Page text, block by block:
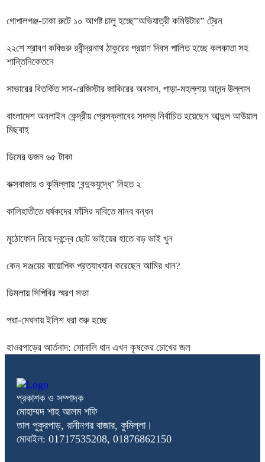
গোপালগঞ্জ-ঢাকা রুটে ১০ আগষ্ট চালু হচ্ছে”অভিযাত্রী কমিউটার” ট্রেন
২২শে শ্রাবণ কবিগুরু রবীন্দ্রনাথ ঠাকুরের প্রয়াণ দিবস পালিত হচ্ছে কলকাতা সহ
শান্তিনিকেতনে
সাভারের বিতর্কিত সাব-রেজিস্টার জাকিরের অবসান, পাড়া-মহল্লায় আনন্দ উল্লাস
বাংলাদেশ অনলাইন কেন্দ্রীয় প্রেসক্লাবের সদস্য নির্বাচিত হয়েছেন আব্দুল আউয়াল
মিছবাহ
ডিমের ডজন ৬৫ টাকা
কক্সবাজার ও কুমিল্লায় ‘বন্দুকযুদ্ধে’ নিহত ২
কালিহাতীতে ধর্ষকদের ফাঁসির দাবিতে মানব বন্ধন
মুঠোফোন নিয়ে দ্বন্দ্বে ছোট ভাইয়ের হাতে বড় ভাই খুন
কেন সঞ্জয়ের বায়োপিক প্রত্যাখ্যান করেছেন আমির খান?
ডিমলায় সিপিবির স্মরণ সভা
পদ্মা-মেঘনায় ইলিশ ধরা শুরু হচ্ছে
হাওরপাড়ের আর্তনাদ: সোনালি ধান এখন কৃষকের চোখের জল
প্রকাশক ও সম্পাদক
মোহাম্মদ শাহ আলম শফি
তাল পুকুরপাড়, রানীনগর বাজার, কুমিল্লা।
মোবাইল: 01717535208, 01876862150